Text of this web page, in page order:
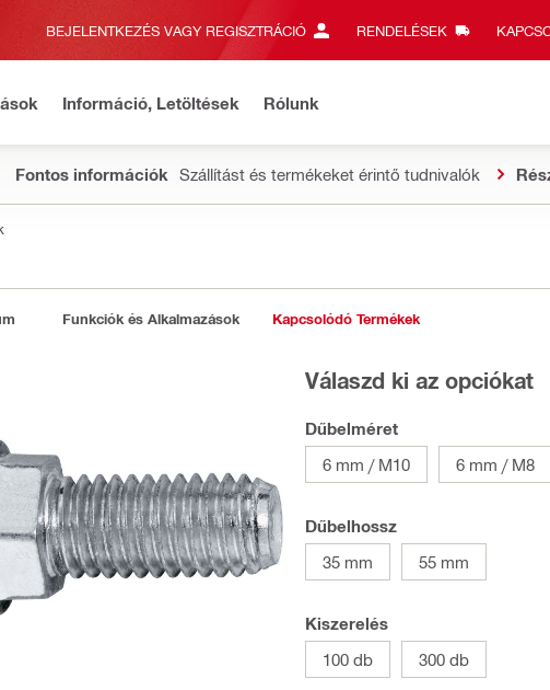
BEJELENTKEZÉS VAGY REGISZTRÁCIÓ RENDELÉSEK
Információ, Letöltések Rólunk
Fontos információk Szállítást és termékeket érintő tudnivalók
Funkciók és Alkalmazások Kapcsolódó Termékek
Válaszd ki az opciókat
Dűbelméret
6 mm / M10
6 mm / M8
Dűbelhossz
35 mm
55 mm
Kiszerelés
100 db
300 db